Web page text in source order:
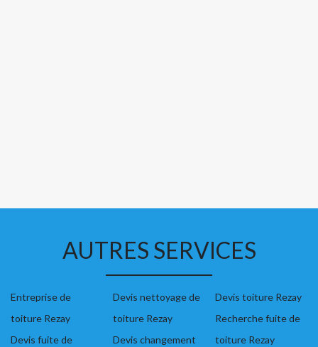
AUTRES SERVICES
Entreprise de
toiture Rezay
Devis fuite de
Devis nettoyage de
toiture Rezay
Devis changement
Devis toiture Rezay
Recherche fuite de
toiture Rezay